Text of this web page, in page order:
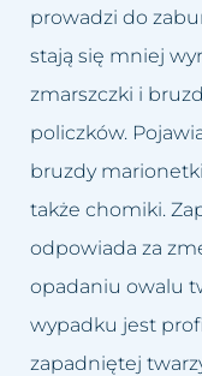
prowadzi do
stają się mniej
zmarszczki i
policzków.
bruzdy
także chomiki.
odpowiada za
opadaniu owalu
wypadku jest
zapadniętej